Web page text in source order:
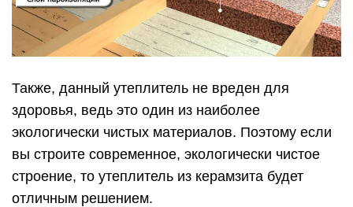
Также, данный утеплитель не вреден для
здоровья, ведь это один из наиболее
экологически чистых материалов. Поэтому если
вы строите современное, экологически чистое
строение, то утеплитель из керамзита будет
отличным решением.